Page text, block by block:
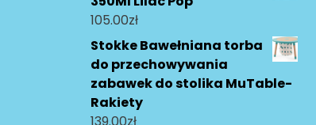
105.00zł
Stokke Bawełniana torba
do przechowywania
zabawek do stolika MuTable-
Rakiety
139.00zł